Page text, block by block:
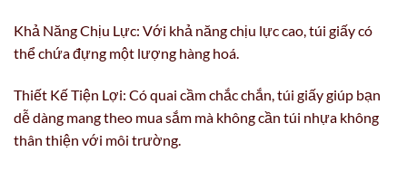
Khả Năng Chịu Lực: Với khả năng chịu lực cao, túi giấy có
thể chứa đựng một lượng hàng hoá.
Thiết Kế Tiện Lợi: Có quai cầm chắc chắn, túi giấy giúp bạn
dễ dàng mang theo mua sắm mà không cần túi nhựa không
thân thiện với môi trường.